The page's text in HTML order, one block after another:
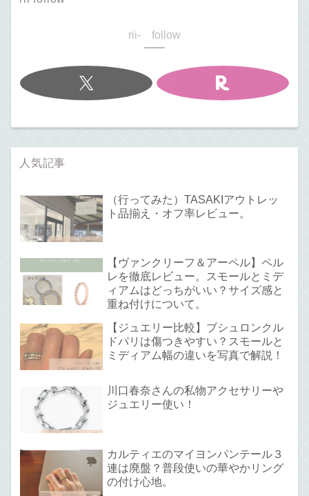
rii- follow
人気記事
（行ってみた）TASAKIアウトレッ
ト品揃え・オフ率レビュー。
【ヴァンクリーフ＆アーペル】ペル
レを徹底レビュー。スモールとミデ
ィアムはどっちがいい？サイズ感と
重ね付けについて。
【ジュエリー比較】ブシュロンクル
ドパリは傷つきやすい？スモールと
ミディアム幅の違いを写真で解説！
川口春奈さんの私物アクセサリーや
ジュエリー使い！
カルティエのマイヨンパンテール３
連は廃盤？普段使いの華やかリング
の付け心地。